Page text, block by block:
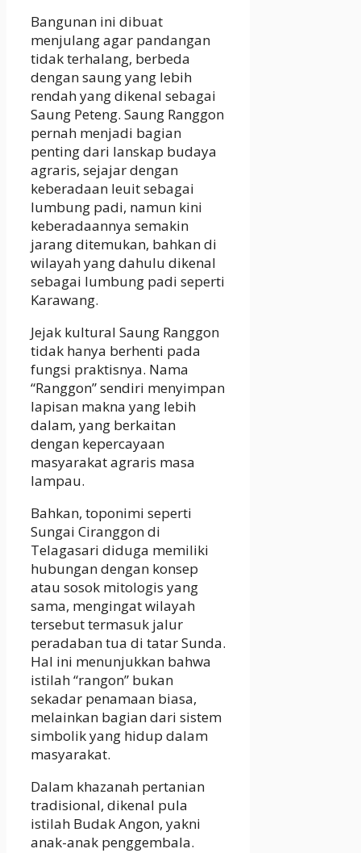
Bangunan ini dibuat
menjulang agar pandangan
tidak terhalang, berbeda
dengan saung yang lebih
rendah yang dikenal sebagai
Saung Peteng. Saung Ranggon
pernah menjadi bagian
penting dari lanskap budaya
agraris, sejajar dengan
keberadaan leuit sebagai
lumbung padi, namun kini
keberadaannya semakin
jarang ditemukan, bahkan di
wilayah yang dahulu dikenal
sebagai lumbung padi seperti
Karawang.
Jejak kultural Saung Ranggon
tidak hanya berhenti pada
fungsi praktisnya. Nama
“Ranggon” sendiri menyimpan
lapisan makna yang lebih
dalam, yang berkaitan
dengan kepercayaan
masyarakat agraris masa
lampau.
Bahkan, toponimi seperti
Sungai Ciranggon di
Telagasari diduga memiliki
hubungan dengan konsep
atau sosok mitologis yang
sama, mengingat wilayah
tersebut termasuk jalur
peradaban tua di tatar Sunda.
Hal ini menunjukkan bahwa
istilah “rangon” bukan
sekadar penamaan biasa,
melainkan bagian dari sistem
simbolik yang hidup dalam
masyarakat.
Dalam khazanah pertanian
tradisional, dikenal pula
istilah Budak Angon, yakni
anak-anak penggembala.